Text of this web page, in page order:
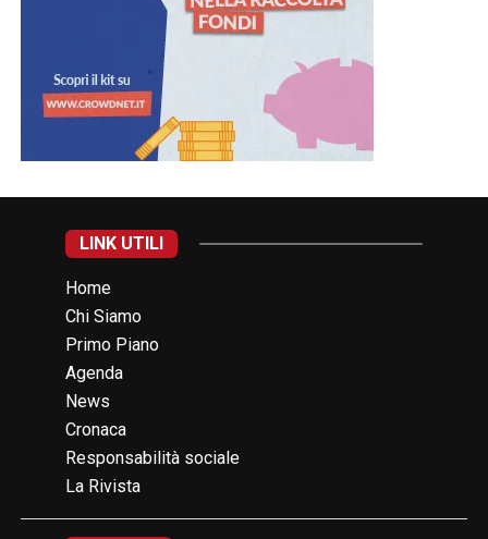
LINK UTILI
Home
Chi Siamo
Primo Piano
Agenda
News
Cronaca
Responsabilità sociale
La Rivista